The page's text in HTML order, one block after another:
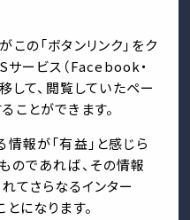
の「ボタンリンク」をク
サービス（Facebook・
て、閲覧していたペー
ことができます。
報が「有益」と感じら
のであれば、その情報
てさらなるインター
になります。